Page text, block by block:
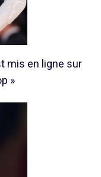
mis en ligne sur
»